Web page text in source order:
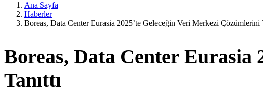
Ana Sayfa
Haberler
Boreas, Data Center Eurasia 2025’te Geleceğin Veri Merkezi Çözümlerini
Boreas, Data Center Eurasia
Tanıttı